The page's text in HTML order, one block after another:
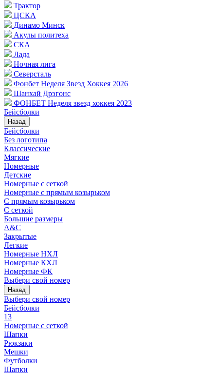
Трактор
ЦСКА
Динамо Минск
Акулы политеха
СКА
Лада
Ночная лига
Северсталь
Фонбет Неделя Звезд Хоккея 2026
Шанхай Дрэгонс
ФОНБЕТ Неделя звезд хоккея 2023
Бейсболки
Назад
Бейсболки
Без логотипа
Классические
Мягкие
Номерные
Детские
Номерные с сеткой
Номерные с прямым козырьком
С прямым козырьком
С сеткой
Большие размеры
A&C
Закрытые
Легкие
Номерные НХЛ
Номерные КХЛ
Номерные ФК
Выбери свой номер
Назад
Выбери свой номер
Бейсболки
13
Номерные с сеткой
Шапки
Рюкзаки
Мешки
Футболки
Шапки